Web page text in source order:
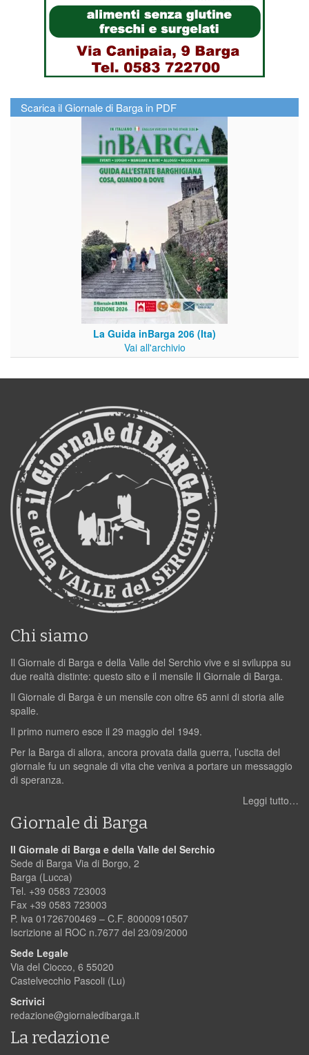
Scarica il Giornale di Barga in PDF
La Guida inBarga 206 (Ita)
Vai all'archivio
Chi siamo
Il Giornale di Barga e della Valle del Serchio vive e si sviluppa su
due realtà distinte: questo sito e il mensile Il Giornale di Barga.
Il Giornale di Barga è un mensile con oltre 65 anni di storia alle
spalle.
Il primo numero esce il 29 maggio del 1949.
Per la Barga di allora, ancora provata dalla guerra, l’uscita del
giornale fu un segnale di vita che veniva a portare un messaggio
di speranza.
Leggi tutto…
Giornale di Barga
Il Giornale di Barga e della Valle del Serchio
Sede di Barga Via di Borgo, 2
Barga (Lucca)
Tel. +39 0583 723003
Fax +39 0583 723003
P. iva 01726700469 – C.F. 80000910507
Iscrizione al ROC n.7677 del 23/09/2000
Sede Legale
Via del Ciocco, 6 55020
Castelvecchio Pascoli (Lu)
Scrivici
redazione@giornaledibarga.it
La redazione